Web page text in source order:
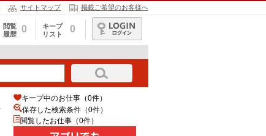
サイトマップ 掲載ご希望のお客様へ
閲覧
履歴
0
キープ
リスト
0
ログイン
キープ中のお仕事（0件）
保存した検索条件（0件）
閲覧したお仕事（0件）